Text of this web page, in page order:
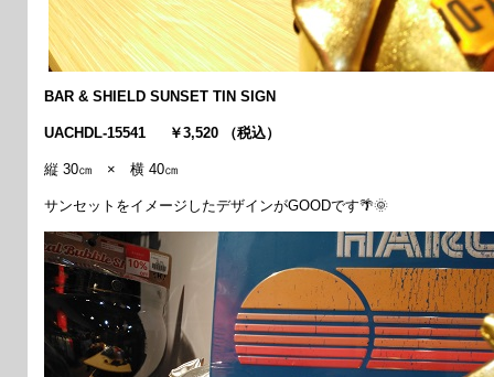
BAR & SHIELD SUNSET TIN SIGN
UACHDL-15541 ￥3,520 （税込）
縦 30㎝ × 横 40㎝
サンセットをイメージしたデザインがGOODです🌴🌞